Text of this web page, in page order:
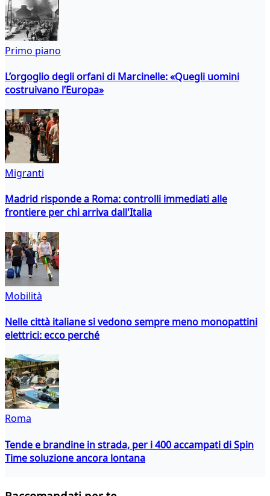
Primo piano
L’orgoglio degli orfani di Marcinelle: «Quegli uomini
costruivano l’Europa»
Migranti
Madrid risponde a Roma: controlli immediati alle
frontiere per chi arriva dall'Italia
Mobilità
Nelle città italiane si vedono sempre meno monopattini
elettrici: ecco perché
Roma
Tende e brandine in strada, per i 400 accampati di Spin
Time soluzione ancora lontana